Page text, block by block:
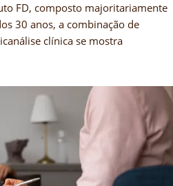
FD, composto majoritariamente
30 anos, a combinação de
clínica se mostra